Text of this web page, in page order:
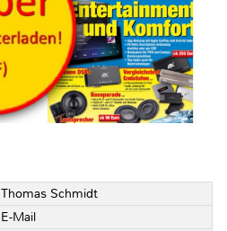
Thomas Schmidt
E-Mail